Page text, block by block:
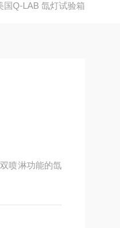
国Q-LAB 氙灯试验箱
喷淋功能的氙